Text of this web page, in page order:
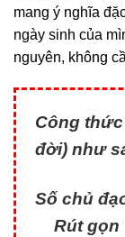
mang ý nghĩa
ngày sinh của
nguyên, không
Công
đời) như
Số chủ
Rút gọn